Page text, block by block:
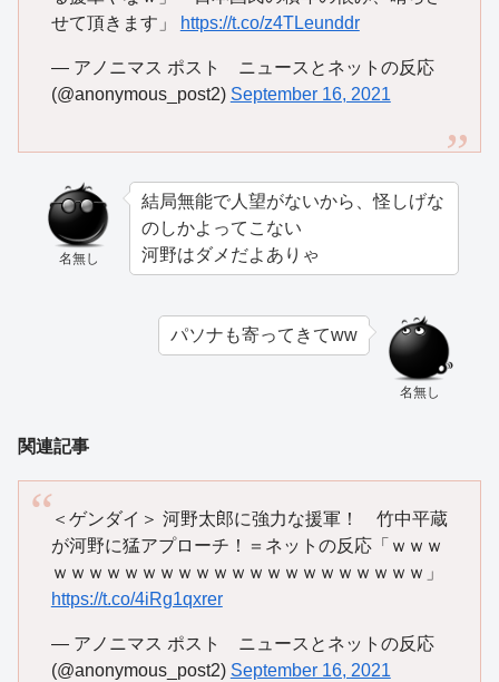
せて頂きます」
https://t.co/z4TLeunddr
— アノニマス ポスト ニュースとネットの反応
(@anonymous_post2) September 16, 2021
名無し
結局無能で人望がないから、怪しげな
のしかよってこない
河野はダメだよありゃ
名無し
パソナも寄ってきてww
関連記事
＜ゲンダイ＞ 河野太郎に強力な援軍！ 竹中平蔵
が河野に猛アプローチ！＝ネットの反応「ｗｗｗ
ｗｗｗｗｗｗｗｗｗｗｗｗｗｗｗｗｗｗｗｗｗ」
https://t.co/4iRg1qxrer
— アノニマス ポスト ニュースとネットの反応
(@anonymous_post2) September 16, 2021